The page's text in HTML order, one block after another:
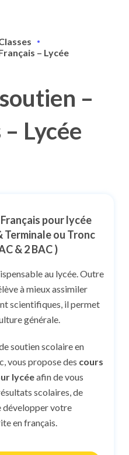
– Lycée
–
Lycée
pour lycée
Terminale ou Tronc
& 2 BAC )
au lycée. Outre
à mieux assimiler
scientifiques, il permet
générale.
soutien scolaire en
vous propose des cours
lycéeafin de vous
scolaires, de
développer votre
en français.